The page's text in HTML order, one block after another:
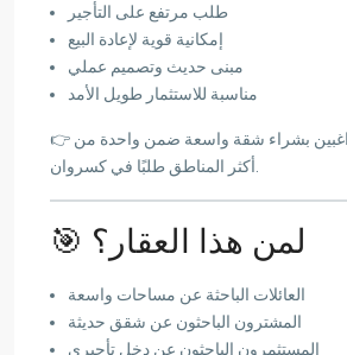
طلب مرتفع على التأجير
إمكانية قوية لإعادة البيع
مبنى حديث وتصميم عملي
مناسبة للاستثمار طويل الأمد
👉 فرصة ممتازة للراغبين بشراء شقة واسعة ضمن واحدة من
🎯 لمن هذا العقار؟
العائلات الباحثة عن مساحات واسعة
المشترون الباحثون عن شقق حديثة
المستثمرون الباحثون عن دخل تأجيري